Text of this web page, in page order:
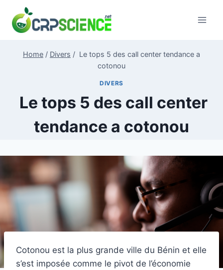
content
Home / Divers / Le tops 5 des call center tendance a
cotonou
DIVERS
Le tops 5 des call center
tendance a cotonou
Cotonou est la plus grande ville du Bénin et elle
s’est imposée comme le pivot de l’économie